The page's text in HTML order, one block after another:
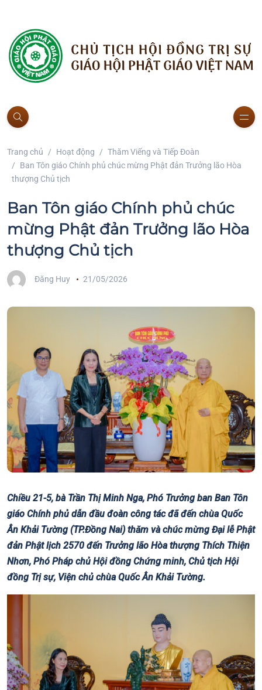
Trang chủ Hoạt động
Thăm Viếng và Tiếp Đoàn
Ban Tôn giáo Chính phủ chúc mừng Phật đản Trưởng lão Hòa
thượng Chủ tịch
Ban Tôn giáo Chính phủ chúc
mừng Phật đản Trưởng lão Hòa
thượng Chủ tịch
Đăng Huy 21/05/2026
Chiều 21-5, bà Trần Thị Minh Nga, Phó Trưởng ban Ban Tôn
giáo Chính phủ dẫn đầu đoàn công tác đã đến chùa Quốc
Ân Khải Tường (TP.Đồng Nai) thăm và chúc mừng Đại lễ Phật
đản Phật lịch 2570 đến Trưởng lão Hòa thượng Thích Thiện
Nhơn, Phó Pháp chủ Hội đồng Chứng minh, Chủ tịch Hội
đồng Trị sự, Viện chủ chùa Quốc Ân Khải Tường.